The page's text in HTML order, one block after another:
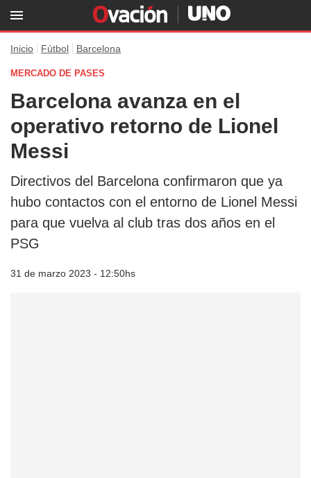
Inicio Fútbol Barcelona
MERCADO DE PASES
Barcelona avanza en el
operativo retorno de Lionel
Messi
Directivos del Barcelona confirmaron que ya
hubo contactos con el entorno de Lionel Messi
para que vuelva al club tras dos años en el
PSG
31 de marzo 2023 - 12:50hs